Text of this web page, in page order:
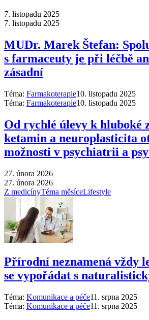
7. listopadu 2025
7. listopadu 2025
MUDr. Marek Štefan:
s farmaceuty je při léčbě
zásadní
Téma: Farmakoterapie10. listopadu 2025
Téma: Farmakoterapie10. listopadu 2025
Od rychlé úlevy k hluboké
ketamin a neuroplasticita
možnosti v psychiatrii a
27. února 2026
27. února 2026
Z medicínyTéma měsíceLifestyle
Přírodní neznamená vždy
se vypořádat s
Téma: Komunikace a péče11. srpna 2025
Téma: Komunikace a péče11. srpna 2025